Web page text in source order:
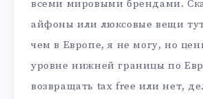
всеми мировыми брендами.
айфоны или люксовые вещи
чем в Европе, я не могу, но
уровне нижней границы по
возвращать tax free или нет,